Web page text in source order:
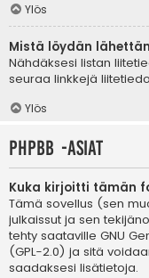
Ylös
Mistä löydän
Nähdäksesi listan
seuraa linkkejä
Ylös
phpBB -asiat
Kuka kirjoitti tämän
Tämä sovellus (sen
julkaissut ja sen
tehty saataville GNU
(GPL-2.0) ja sitä
saadaksesi lisätietoja.